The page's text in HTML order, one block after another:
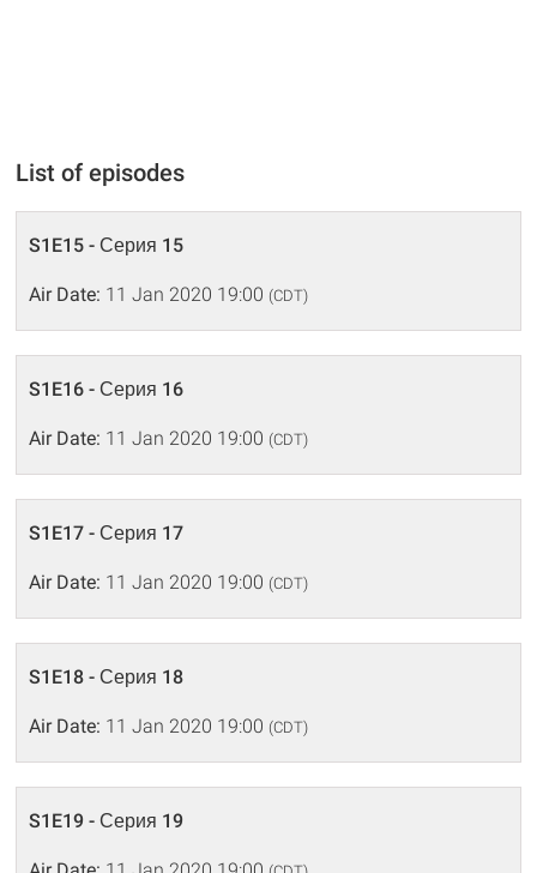
List of episodes
S1E15 - Серия 15
Air Date: 11 Jan 2020 19:00 (CDT)
S1E16 - Серия 16
Air Date: 11 Jan 2020 19:00 (CDT)
S1E17 - Серия 17
Air Date: 11 Jan 2020 19:00 (CDT)
S1E18 - Серия 18
Air Date: 11 Jan 2020 19:00 (CDT)
S1E19 - Серия 19